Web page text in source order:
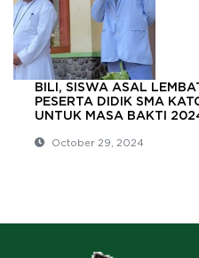
BILI, SISWA ASAL
PESERTA DIDIK SMA
UNTUK MASA BAKTI
October 29, 2024